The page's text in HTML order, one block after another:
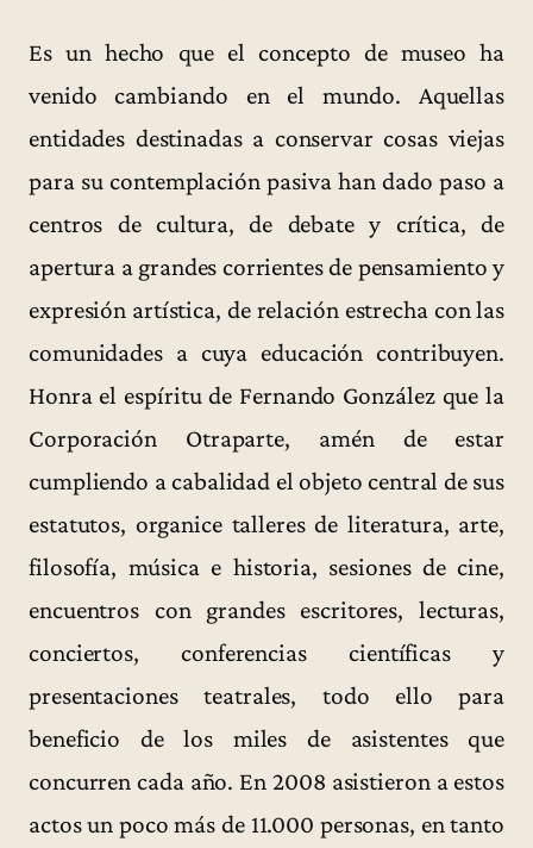
Es un hecho que el concepto de museo ha
venido cambiando en el mundo. Aquellas
entidades destinadas a conservar cosas viejas
para su contemplación pasiva han dado paso a
centros de cultura, de debate y crítica, de
apertura a grandes corrientes de pensamiento y
expresión artística, de relación estrecha con las
comunidades a cuya educación contribuyen.
Honra el espíritu de Fernando González que la
Corporación Otraparte, amén de estar
cumpliendo a cabalidad el objeto central de sus
estatutos, organice talleres de literatura, arte,
filosofía, música e historia, sesiones de cine,
encuentros con grandes escritores, lecturas,
conciertos, conferencias científicas y
presentaciones teatrales, todo ello para
beneficio de los miles de asistentes que
concurren cada año. En 2008 asistieron a estos
actos un poco más de 11.000 personas, en tanto